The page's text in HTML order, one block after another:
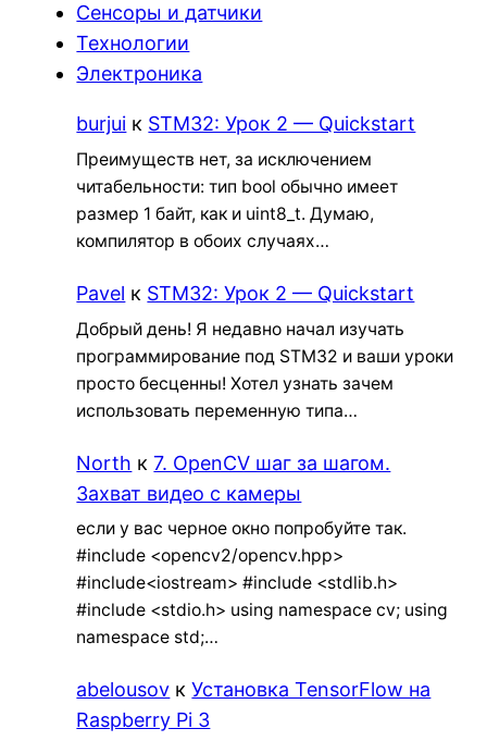
Сенсоры и датчики
Технологии
Электроника
burjui к STM32: Урок 2 — Quickstart
Преимуществ нет, за исключением
читабельности: тип bool обычно имеет
размер 1 байт, как и uint8_t. Думаю,
компилятор в обоих случаях…
Pavel к STM32: Урок 2 — Quickstart
Добрый день! Я недавно начал изучать
программирование под STM32 и ваши уроки
просто бесценны! Хотел узнать зачем
использовать переменную типа…
North к7. OpenCV шаг за шагом.
Захват видео с камеры
если у вас черное окно попробуйте так.
#include <opencv2/opencv.hpp>
#include<iostream> #include <stdlib.h>
#include <stdio.h> using namespace cv; using
namespace std;…
abelousov кУстановка TensorFlow на
Raspberry Pi 3